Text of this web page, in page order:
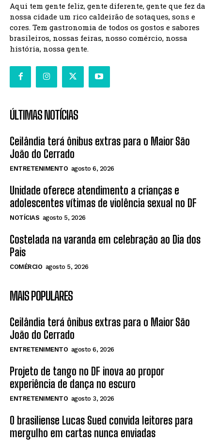
Aqui tem gente feliz, gente diferente, gente que fez da
nossa cidade um rico caldeirão de sotaques, sons e
cores. Tem gastronomia de todos os gostos e sabores
brasileiros, nossas feiras, nosso comércio, nossa
história, nossa gente.
ÚLTIMAS NOTÍCIAS
Ceilândia terá ônibus extras para o Maior São
João do Cerrado
ENTRETENIMENTO agosto 6, 2026
Unidade oferece atendimento a crianças e
adolescentes vítimas de violência sexual no DF
NOTÍCIAS agosto 5, 2026
Costelada na varanda em celebração ao Dia dos
Pais
COMÉRCIO agosto 5, 2026
MAIS POPULARES
Ceilândia terá ônibus extras para o Maior São
João do Cerrado
ENTRETENIMENTO agosto 6, 2026
Projeto de tango no DF inova ao propor
experiência de dança no escuro
ENTRETENIMENTO agosto 3, 2026
O brasiliense Lucas Sued convida leitores para
mergulho em cartas nunca enviadas